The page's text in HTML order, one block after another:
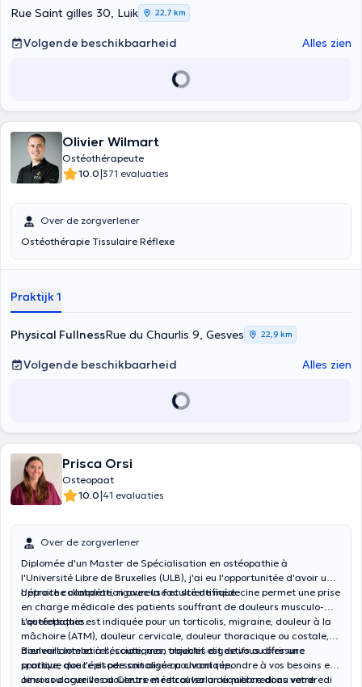
op dinsdag en vrijdag van 12 tot 20 uur en op woensdag van 8 tot 12
uur. Voor huisbezoeken kunt u contact met mij opnemen via mobiele
telefoon of e-mail om een afspraak te maken.
Rue Saint gilles 30, Luik 22,7 km
Volgende beschikbaarheid Alles zien
Olivier Wilmart
Ostéothérapeute
10.0|371 evaluaties
Over de zorgverlener
Ostéothérapie Tissulaire Réflexe
Praktijk 1
Physical FullnessRue du Chaurlis 9, Gesves 22,9 km
Volgende beschikbaarheid Alles zien
Prisca Orsi
Osteopaat
10.0|41 evaluaties
Over de zorgverlener
Diplomée d'un Master de Spécialisation en ostéopathie à
l'Université Libre de Bruxelles (ULB), j'ai eu l'opportunitée d'avoir une
approche complète, rigoureuse et scientifique.
L'étroite collaboration avec la faculté de médecine permet une prise
en charge médicale des patients souffrant de douleurs musculo-
squelettiques.
L'ostéopathie est indiquée pour un torticolis, migraine, douleur à la
mâchoire (ATM), douleur cervicale, douleur thoracique ou costale,
douleurs lombaires, sciatiques, troubles digestifs ou blessure
sportive, que l'épisode soit aigu ou chronique.
Bienveillante et à l'écoute, mon objectif est de vous offrir une
pratique douce et personnalisée pouvant répondre à vos besoins et
ainsi soulager vos douleurs et retrouver un équilibre dans votre
Je vous accueille au Centre médical Isala du mercredi au vendredi